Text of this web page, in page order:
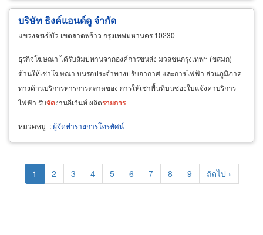
บริษัท ธิงค์แอนด์ดู จำกัด
แขวงจรเข้บัว เขตลาดพร้าว กรุงเทพมหานคร 10230
ธุรกิจโฆษณา ได้รับสัมปทานจากองค์การขนส่ง มวลชนกรุงเทพฯ (ขสมก)
ด้านให้เช่าโฆษณา บนรถประจำทางปรับอากาศ และการไฟฟ้า ส่วนภูมิภาค
ทางด้านบริการหารการตลาดของ การให้เช่าพื้นที่บนซองใบแจ้งค่าบริการ
ไฟฟ้า รับจัดงานอีเว้นท์ ผลิตรายการ
หมวดหมู่ :ผู้จัดทำรายการโทรทัศน์
Pagination
Current
page
1 Page
2 Page
3 Page
4 Page
5 Page
6 Page
7 Page
8 Page
9
Next
page
ถัดไป ›